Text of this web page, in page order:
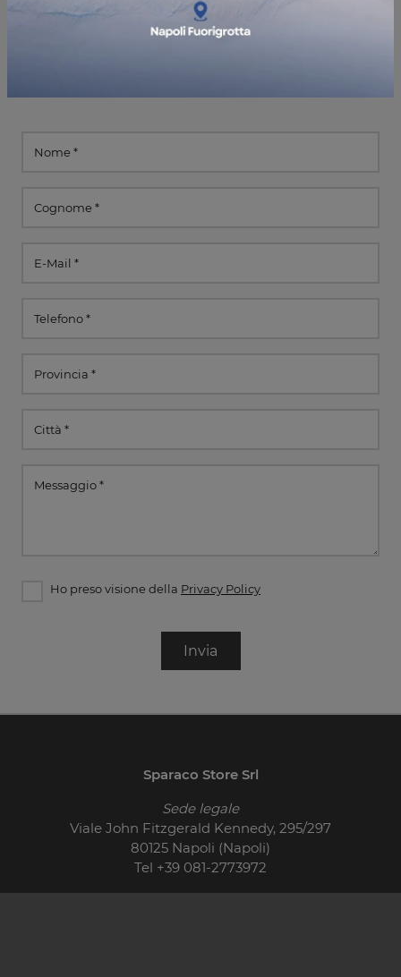
Ho preso visione della Privacy Policy
Invia
Sparaco Store Srl
Sede legale
Viale John Fitzgerald Kennedy, 295/297
80125 Napoli (Napoli)
Tel +39 081-2773972